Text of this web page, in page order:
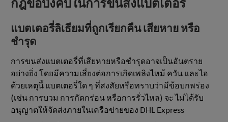
กฎข้อบังคับในการขนส่งแบตเตอรี่
แบตเตอรี่ลิเธียมที่ถูกเรียกคืน เสียหาย หรือ
ชำรุด
การขนส่งแบตเตอรี่ที่เสียหายหรือชำรุดอาจเป็นอันตราย
อย่างยิ่ง โดยมีความเสี่ยงต่อการเกิดเพลิงไหม้ ควัน และไอ
ด้วยเหตุนี้ แบตเตอรี่ใด ๆ ที่สงสัยหรือทราบว่ามีข้อบกพร่อง
(เช่น การบวม การกัดกร่อน หรือการรั่วไหล) จะ ไม่ได้รับ
อนุญาตให้จัดส่งภายในเครือข่ายของ DHL Express